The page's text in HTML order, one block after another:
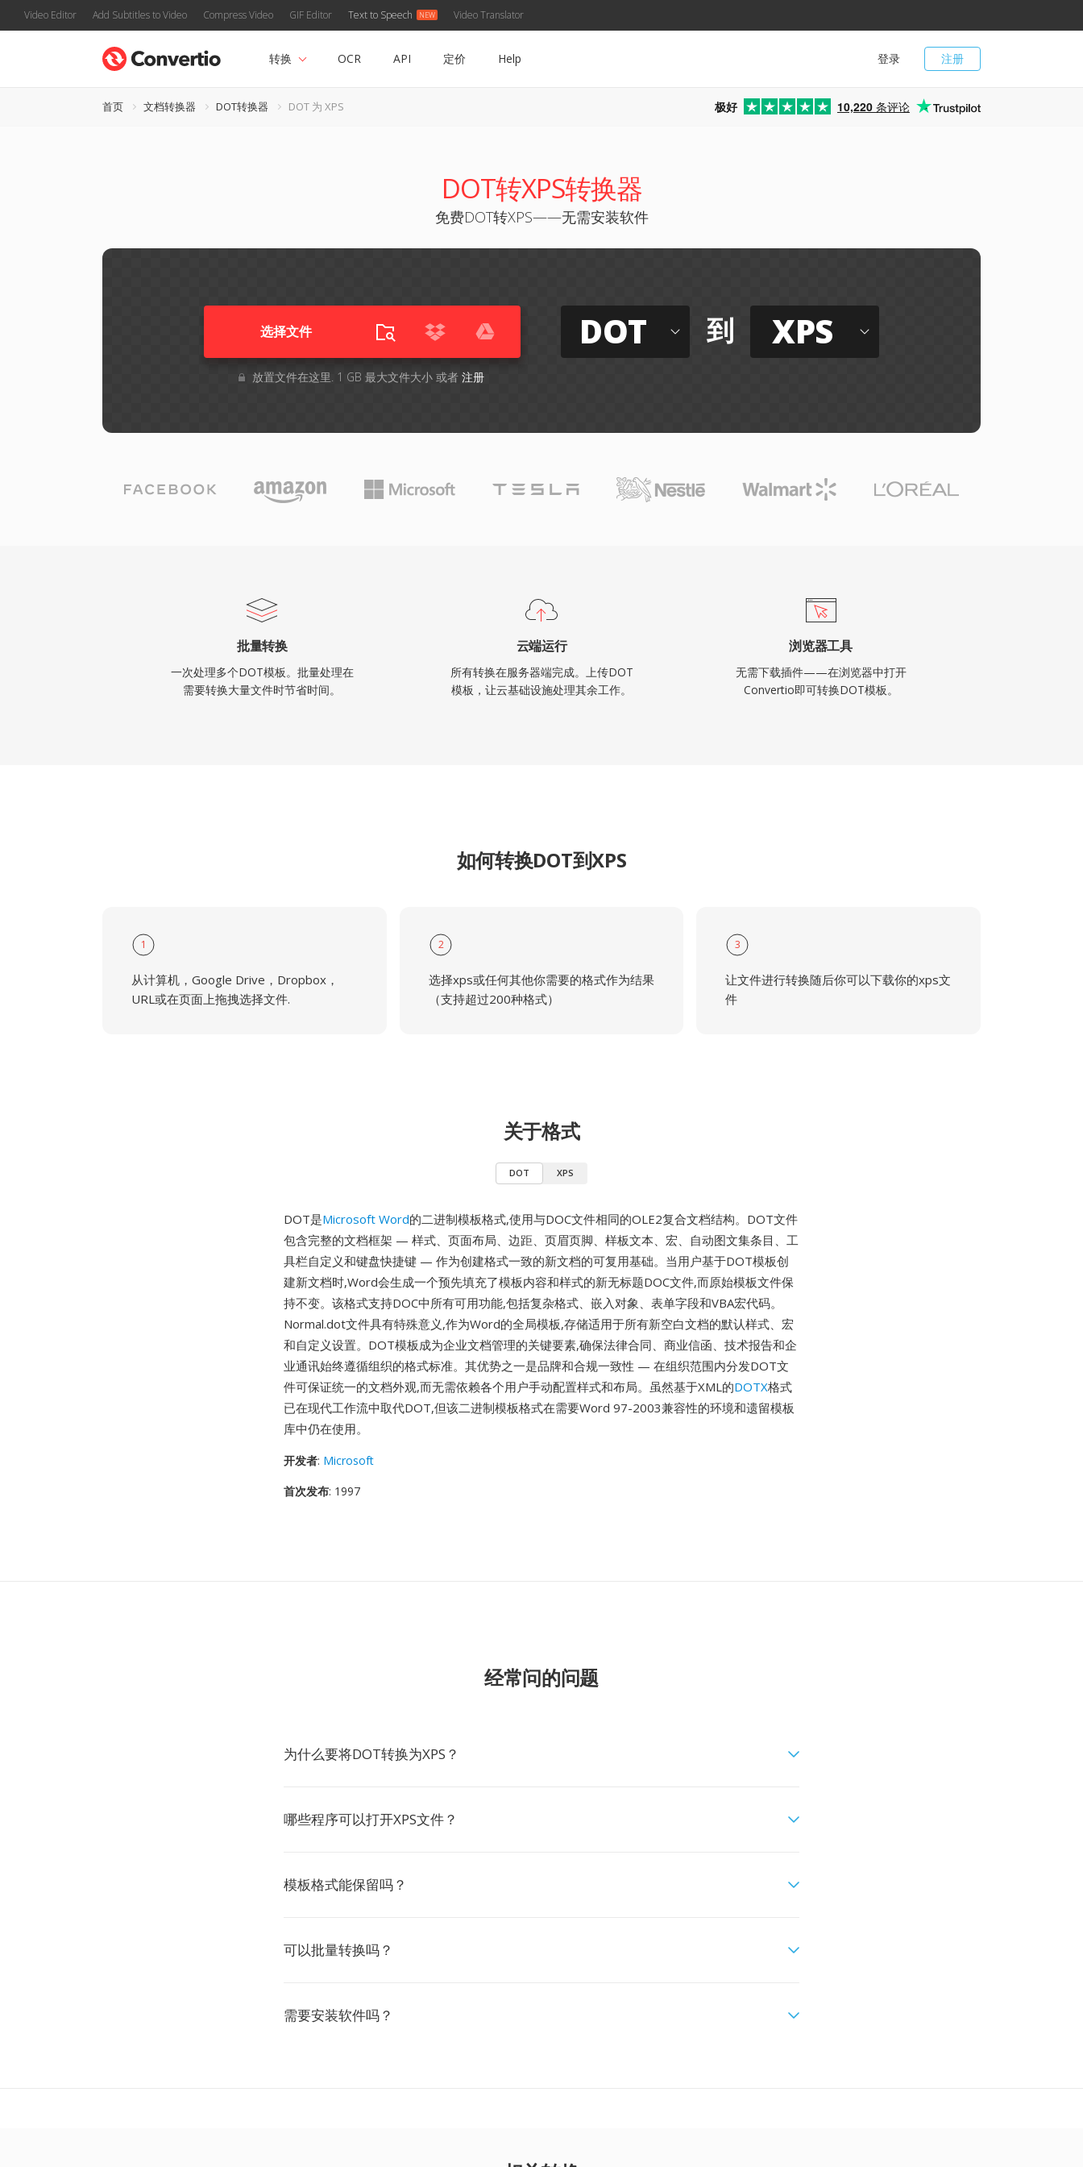
Video Editor Add Subtitles to Video Compress Video GIF Editor Text to Speech Video Translator
注册
登录
转换 OCR API 定价 Help
首页 文档转换器 DOT转换器 DOT 为 XPS 极好 10,220 条评论
DOT转XPS转换器
免费DOT转XPS——无需安装软件
选择文件
放置文件在这里. 1 GB 最大文件大小 或者 注册
DOT 到 XPS
批量转换
一次处理多个DOT模板。批量处理在
需要转换大量文件时节省时间。
云端运行
所有转换在服务器端完成。上传DOT
模板，让云基础设施处理其余工作。
浏览器工具
无需下载插件——在浏览器中打开
Convertio即可转换DOT模板。
如何转换DOT到XPS
1
从计算机，Google Drive，Dropbox，
URL或在页面上拖拽选择文件.
2
选择xps或任何其他你需要的格式作为结果
（支持超过200种格式）
3
让文件进行转换随后你可以下载你的xps文
件
关于格式
DOT XPS
DOT是Microsoft Word的二进制模板格式,使用与DOC文件相同的OLE2复合文档结构。DOT文件
包含完整的文档框架 — 样式、页面布局、边距、页眉页脚、样板文本、宏、自动图文集条目、工
具栏自定义和键盘快捷键 — 作为创建格式一致的新文档的可复用基础。当用户基于DOT模板创
建新文档时,Word会生成一个预先填充了模板内容和样式的新无标题DOC文件,而原始模板文件保
持不变。该格式支持DOC中所有可用功能,包括复杂格式、嵌入对象、表单字段和VBA宏代码。
Normal.dot文件具有特殊意义,作为Word的全局模板,存储适用于所有新空白文档的默认样式、宏
和自定义设置。DOT模板成为企业文档管理的关键要素,确保法律合同、商业信函、技术报告和企
业通讯始终遵循组织的格式标准。其优势之一是品牌和合规一致性 — 在组织范围内分发DOT文
件可保证统一的文档外观,而无需依赖各个用户手动配置样式和布局。虽然基于XML的DOTX格式
已在现代工作流中取代DOT,但该二进制模板格式在需要Word 97-2003兼容性的环境和遗留模板
库中仍在使用。
开发者: Microsoft
首次发布: 1997
经常问的问题
为什么要将DOT转换为XPS？
哪些程序可以打开XPS文件？
模板格式能保留吗？
可以批量转换吗？
需要安装软件吗？